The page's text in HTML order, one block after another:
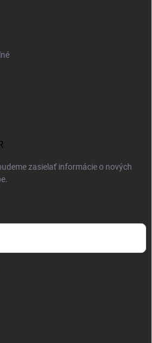
zasielať informácie o nových